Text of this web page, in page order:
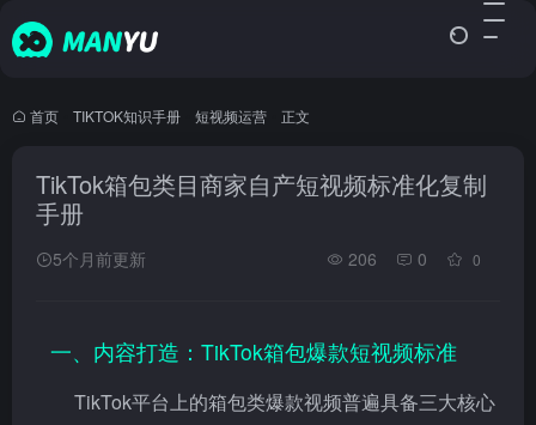
首页 TIKTOK知识手册 短视频运营 正文
TikTok箱包类目商家自产短视频标准化复制
手册
5个月前更新 206 0 0
一、内容打造：TikTok箱包爆款短视频标准
TikTok平台上的箱包类爆款视频普遍具备三大核心